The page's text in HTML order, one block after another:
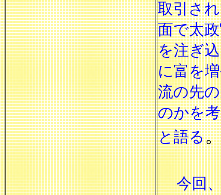
取引さ
面で太
を注ぎ
に富を
流の先
のかを
と語る
今回